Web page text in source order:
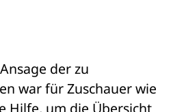
der zu
war für Zuschauer wie
Hilfe, um die Übersicht